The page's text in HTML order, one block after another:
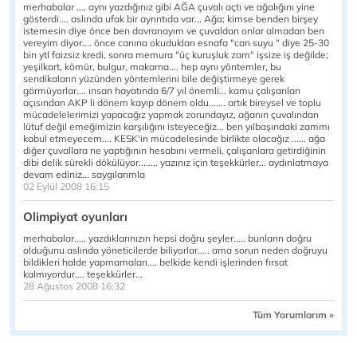
merhabalar .... aynı yazdığınız gibi AĞA çuvalı açtı ve ağalığını yine
gösterdi.... aslında ufak bir ayrıntıda var... Ağa; kimse benden birşey
istemesin diye önce ben davranayım ve çuvaldan onlar almadan ben
vereyim diyor.... önce canına okudukları esnafa "can suyu " diye 25-30
bin ytl faizsiz kredi, sonra memura "üç kuruşluk zam" işsize iş değilde;
yeşilkart, kömür, bulgur, makarna.... hep aynı yöntemler, bu
sendikaların yüzünden yöntemlerini bile değiştirmeye gerek
görmüyorlar.... insan hayatında 6/7 yıl önemli... kamu çalışanları
açısından AKP li dönem kayıp dönem oldu....... artık bireysel ve toplu
mücadelelerimizi yapacağız yapmak zorundayız, ağanın çuvalından
lütuf değil emeğimizin karşılığını isteyeceğiz... ben yılbaşındaki zammı
kabul etmeyecem.... KESK'in mücadelesinde birlikte olacağız ...... ağa
diğer çuvallara ne yaptığının hesabını vermeli, çalışanlara getirdiğinin
dibi delik sürekli dökülüyor........ yazınız için teşekkürler... aydınlatmaya
devam ediniz... saygılarımla
02 Eylül 2008 16:15
Olimpiyat oyunları
merhabalar..... yazdıklarınızın hepsi doğru şeyler..... bunların doğru
olduğunu aslında yöneticilerde biliyorlar..... ama sorun neden doğruyu
bildikleri halde yapmamaları.... belkide kendi işlerinden fırsat
kalmıyordur.... teşekkürler...
28 Ağustos 2008 16:32
Tüm Yorumlarım »